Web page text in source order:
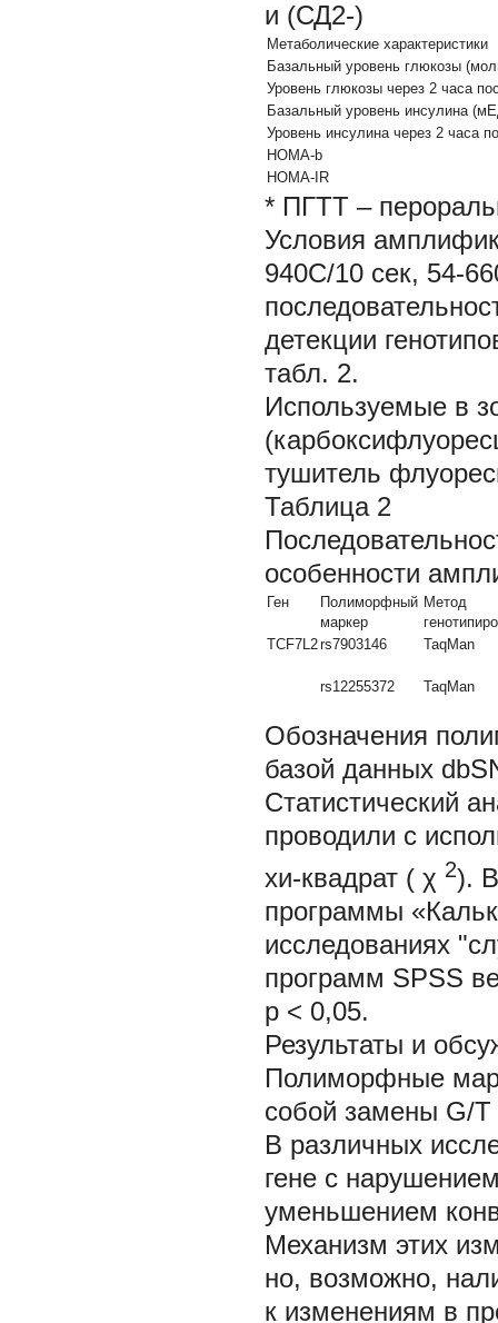
и (СД2-)
Метаболические характеристики
Базальный уровень глюкозы
Уровень глюкозы через 2 часа
Базальный уровень инсулина
Уровень инсулина через 2 часа
HOMA-b
HOMA-IR
* ПГТТ –
Условия
940C/10 сек, 54-
детекции
табл. 2.
Используемые в
тушитель
Таблица 2
особенности
Ген
Полиморфный
маркер
Метод
TCF7L2rs7903146 TaqMan
rs12255372 TaqMan
Обозначения
базой данных
Статистический
проводили с
хи-квадрат ( χ 2).
программы
исследованиях
программ SPSS
p < 0,05.
Результаты и
Полиморфные
собой замены G/T
В различных
гене с
уменьшением
Механизм этих
но, возможно,
к изменениям в